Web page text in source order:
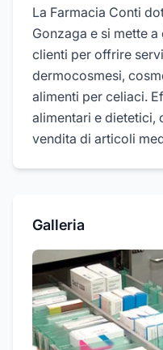
La Farmacia Conti
Gonzaga e si mette
clienti per offrire
dermocosmesi,
alimenti per celiaci.
alimentari e dietetici,
vendita di articoli
Galleria